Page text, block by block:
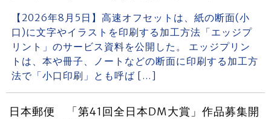
【2026年8月5日】高速オフセットは、紙の断面(小
口)に文字やイラストを印刷する加工方法「エッジプ
リント」のサービス資料を公開した。 エッジプリン
トは、本や冊子、ノートなどの断面に印刷する加工方
法で「小口印刷」とも呼ば […]
日本郵便 「第41回全日本DM大賞」作品募集開